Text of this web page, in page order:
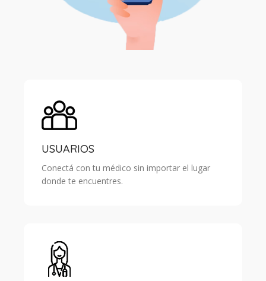
USUARIOS
Conectá con tu médico sin importar el lugar
donde te encuentres.